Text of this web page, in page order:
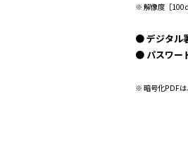
※ 解像度［
● デジタル
● パスワー
※ 暗号化PDFは